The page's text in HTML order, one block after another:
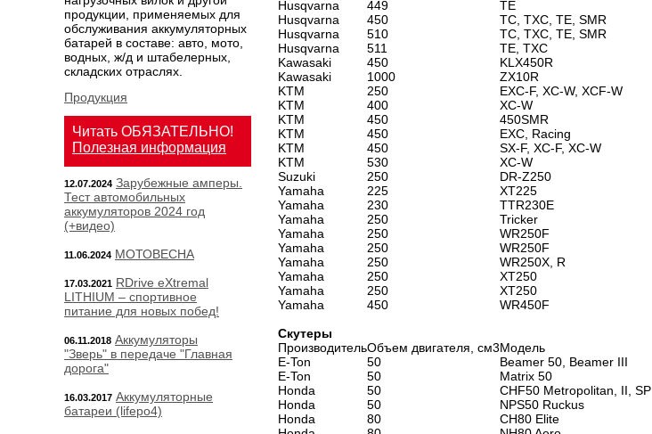
Husqvarna
449 TE
Husqvarna
450 TC, TXC, TE, SMR
Husqvarna
510 TC, TXC, TE, SMR
Husqvarna
511 TE, TXC
Kawasaki
450 KLX450R
Kawasaki
1000 ZX10R
KTM
250 EXC-F, XC-W, XCF-W
KTM
400 XC-W
KTM
450 450SMR
KTM
450 EXC, Racing
KTM
450 SX-F, XC-F, XC-W
KTM
530 XC-W
Suzuki
250 DR-Z250
Yamaha
225 XT225
Yamaha
230 TTR230E
Yamaha
250 Tricker
Yamaha
250 WR250F
Yamaha
250 WR250F
Yamaha
250 WR250X, R
Yamaha
250 XT250
Yamaha
250 XT250
Yamaha
450 WR450F
Скутеры
ПроизводительОбъем двигателя, см3Модель
E-Ton
50 Beamer 50, Beamer III
E-Ton
50 Matrix 50
Honda
50 CHF50 Metropolitan, II, SP
Honda
50 NPS50 Ruckus
Honda
80 CH80 Elite
продукции, применяемых для
обслуживания аккумуляторных
батарей в составе: авто, мото,
водных, ж/д и штабелерных,
складских отраслях.
Продукция
Читать ОБЯЗАТЕЛЬНО!
Полезная информация
12.07.2024 Зарубежные амперы.
Тест автомобильных
аккумуляторов 2024 год
(+видео)
11.06.2024 МОТОВЕСНА
17.03.2021 RDrive eXtremal
LITHIUM – спортивное
питание для новых побед!
06.11.2018 Аккумуляторы
"Зверь" в передаче "Главная
дорога"
16.03.2017 Аккумуляторные
батареи (lifepo4)